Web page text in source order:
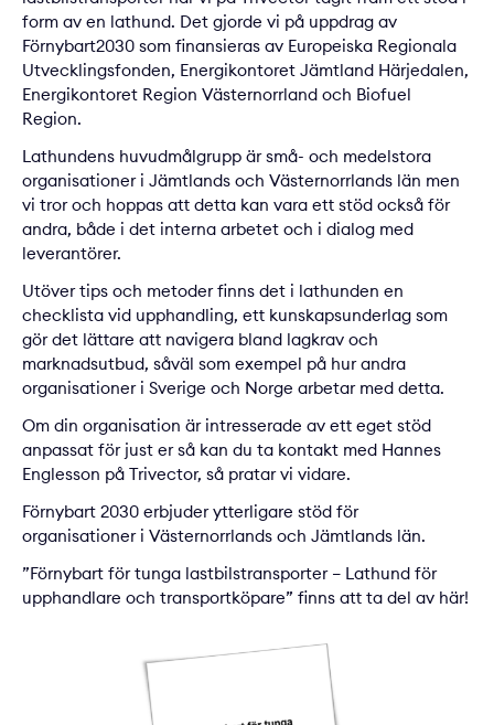
form av en lathund. Det gjorde vi på uppdrag av
Förnybart2030 som finansieras av Europeiska Regionala
Utvecklingsfonden, Energikontoret Jämtland Härjedalen,
Energikontoret Region Västernorrland och Biofuel
Region.
Lathundens huvudmålgrupp är små- och medelstora
organisationer i Jämtlands och Västernorrlands län men
vi tror och hoppas att detta kan vara ett stöd också för
andra, både i det interna arbetet och i dialog med
leverantörer.
Utöver tips och metoder finns det i lathunden en
checklista vid upphandling, ett kunskapsunderlag som
gör det lättare att navigera bland lagkrav och
marknadsutbud, såväl som exempel på hur andra
organisationer i Sverige och Norge arbetar med detta.
Om din organisation är intresserade av ett eget stöd
anpassat för just er så kan du ta kontakt med Hannes
Englesson på Trivector, så pratar vi vidare.
Förnybart 2030 erbjuder ytterligare stöd för
organisationer i Västernorrlands och Jämtlands län.
”Förnybart för tunga lastbilstransporter – Lathund för
upphandlare och transportköpare” finns att ta del av här!